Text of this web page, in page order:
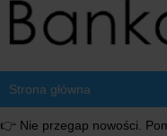
👉 Nie przegap nowości.